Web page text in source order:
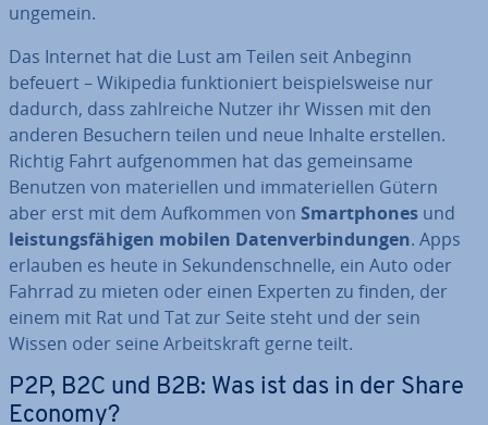
ungemein.
Das Internet hat die Lust am Teilen seit Anbeginn
befeuert – Wikipedia funk­tio­niert bei­spiels­wei­se nur
dadurch, dass zahl­rei­che Nutzer ihr Wissen mit den
anderen Besuchern teilen und neue Inhalte erstellen.
Richtig Fahrt auf­ge­nom­men hat das ge­mein­sa­me
Benutzen von ma­te­ri­el­len und im­ma­te­ri­el­len Gütern
aber erst mit dem Aufkommen von Smart­phones und
leis­tungs­fä­hi­gen mobilen Da­ten­ver­bin­dun­gen. Apps
erlauben es heute in Se­kun­den­schnel­le, ein Auto oder
Fahrrad zu mieten oder einen Experten zu finden, der
einem mit Rat und Tat zur Seite steht und der sein
Wissen oder seine Ar­beits­kraft gerne teilt.
P2P, B2C und B2B: Was ist das in der Share
Economy?